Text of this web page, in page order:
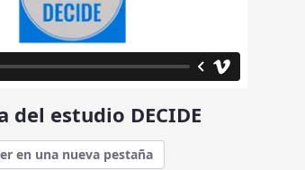
del estudio DECIDE
en una nueva pestaña